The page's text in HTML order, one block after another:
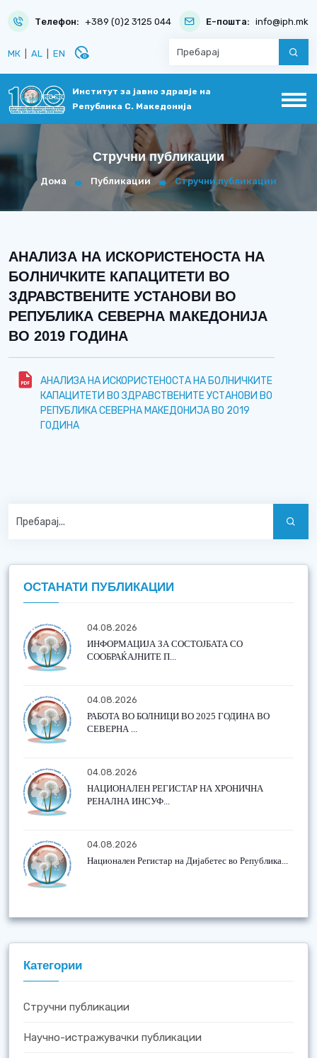
Телефон: +389 (0)2 3125 044 Е-пошта: info@iph.mk
МК AL EN disabled_visible
Институт за јавно здравје на
Република С. Македонија
Стручни публикации
Дома Публикации Стручни публикации
АНАЛИЗА НА ИСКОРИСТЕНОСТА НА
БОЛНИЧКИТЕ КАПАЦИТЕТИ ВО
ЗДРАВСТВЕНИТЕ УСТАНОВИ ВО
РЕПУБЛИКА СЕВЕРНА МАКЕДОНИЈА
ВО 2019 ГОДИНА
АНАЛИЗА НА ИСКОРИСТЕНОСТА НА БОЛНИЧКИТЕ
КАПАЦИТЕТИ ВО ЗДРАВСТВЕНИТЕ УСТАНОВИ ВО
РЕПУБЛИКА СЕВЕРНА МАКЕДОНИЈА ВО 2019
ГОДИНА
ОСТАНАТИ ПУБЛИКАЦИИ
04.08.2026
ИНФОРМАЦИЈА ЗА СОСТОЈБАТА СО
СООБРАЌАЈНИТЕ П...
04.08.2026
РАБОТА ВО БОЛНИЦИ ВО 2025 ГОДИНА ВО
СЕВЕРНА ...
04.08.2026
НАЦИОНАЛЕН РЕГИСТАР НА ХРОНИЧНА
РЕНАЛНА ИНСУФ...
04.08.2026
Национален Регистар на Дијабетес во Република...
Категории
Стручни публикации
Научно-истражувачки публикации